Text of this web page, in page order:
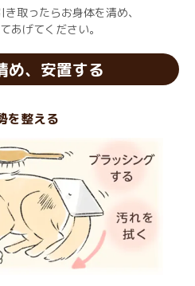
取ったらお身体を清め、
あげてください。
め、安置する
を整える